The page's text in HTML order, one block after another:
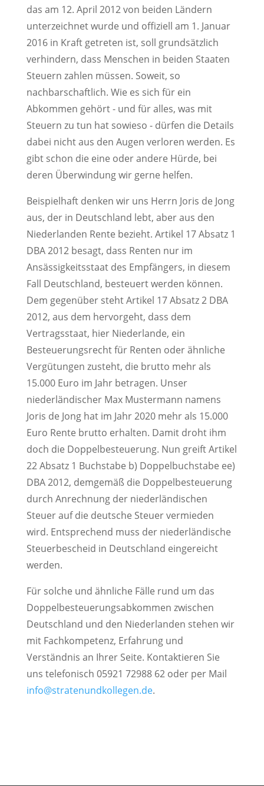
das am 12. April 2012 von beiden Ländern
unterzeichnet wurde und offiziell am 1. Januar
2016 in Kraft getreten ist, soll grundsätzlich
verhindern, dass Menschen in beiden Staaten
Steuern zahlen müssen. Soweit, so
nachbarschaftlich. Wie es sich für ein
Abkommen gehört - und für alles, was mit
Steuern zu tun hat sowieso - dürfen die Details
dabei nicht aus den Augen verloren werden. Es
gibt schon die eine oder andere Hürde, bei
deren Überwindung wir gerne helfen.
Beispielhaft denken wir uns Herrn Joris de Jong
aus, der in Deutschland lebt, aber aus den
Niederlanden Rente bezieht. Artikel 17 Absatz 1
DBA 2012 besagt, dass Renten nur im
Ansässigkeitsstaat des Empfängers, in diesem
Fall Deutschland, besteuert werden können.
Dem gegenüber steht Artikel 17 Absatz 2 DBA
2012, aus dem hervorgeht, dass dem
Vertragsstaat, hier Niederlande, ein
Besteuerungsrecht für Renten oder ähnliche
Vergütungen zusteht, die brutto mehr als
15.000 Euro im Jahr betragen. Unser
niederländischer Max Mustermann namens
Joris de Jong hat im Jahr 2020 mehr als 15.000
Euro Rente brutto erhalten. Damit droht ihm
doch die Doppelbesteuerung. Nun greift Artikel
22 Absatz 1 Buchstabe b) Doppelbuchstabe ee)
DBA 2012, demgemäß die Doppelbesteuerung
durch Anrechnung der niederländischen
Steuer auf die deutsche Steuer vermieden
wird. Entsprechend muss der niederländische
Steuerbescheid in Deutschland eingereicht
werden.
Für solche und ähnliche Fälle rund um das
Doppelbesteuerungsabkommen zwischen
Deutschland und den Niederlanden stehen wir
mit Fachkompetenz, Erfahrung und
Verständnis an Ihrer Seite. Kontaktieren Sie
uns telefonisch 05921 72988 62 oder per Mail
info@stratenundkollegen.de.